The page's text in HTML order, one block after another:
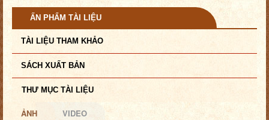
ẤN PHẨM TÀI LIỆU
TÀI LIỆU THAM KHẢO
SÁCH XUẤT BẢN
THƯ MỤC TÀI LIỆU
ẢNH VIDEO